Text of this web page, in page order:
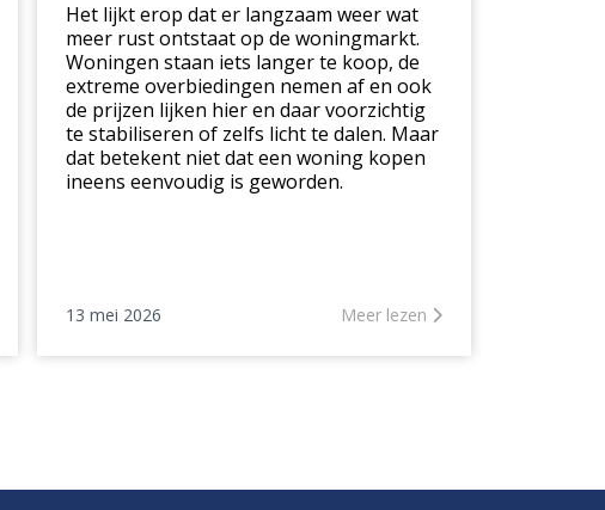
Het lijkt erop dat er langzaam weer wat
meer rust ontstaat op de woningmarkt.
Woningen staan iets langer te koop, de
extreme overbiedingen nemen af en ook
de prijzen lijken hier en daar voorzichtig
te stabiliseren of zelfs licht te dalen. Maar
dat betekent niet dat een woning kopen
ineens eenvoudig is geworden.
13 mei 2026 Meer lezen